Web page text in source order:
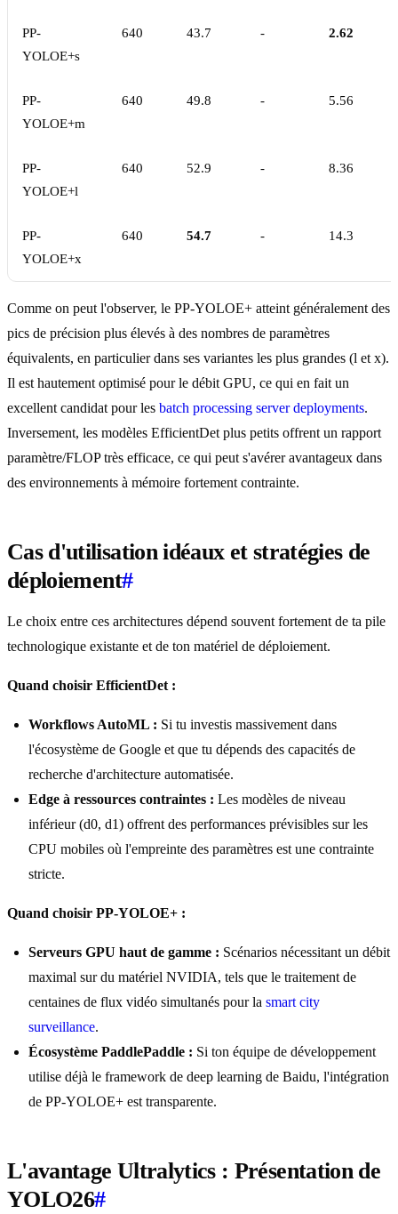
PP-
YOLOE+s
640 43.7 - 2.62
PP-
YOLOE+m
640 49.8 - 5.56
PP-
YOLOE+l
640 52.9 - 8.36
PP-
YOLOE+x
640 54.7 - 14.3
Comme on peut l'observer, le PP-YOLOE+ atteint généralement des
pics de précision plus élevés à des nombres de paramètres
équivalents, en particulier dans ses variantes les plus grandes (l et x).
Il est hautement optimisé pour le débit GPU, ce qui en fait un
excellent candidat pour les batch processing server deployments.
Inversement, les modèles EfficientDet plus petits offrent un rapport
paramètre/FLOP très efficace, ce qui peut s'avérer avantageux dans
des environnements à mémoire fortement contrainte.
Cas d'utilisation idéaux et stratégies de
déploiement#
Le choix entre ces architectures dépend souvent fortement de ta pile
technologique existante et de ton matériel de déploiement.
Quand choisir EfficientDet :
Workflows AutoML : Si tu investis massivement dans
l'écosystème de Google et que tu dépends des capacités de
recherche d'architecture automatisée.
Edge à ressources contraintes : Les modèles de niveau
inférieur (d0, d1) offrent des performances prévisibles sur les
CPU mobiles où l'empreinte des paramètres est une contrainte
stricte.
Quand choisir PP-YOLOE+ :
Serveurs GPU haut de gamme : Scénarios nécessitant un débit
maximal sur du matériel NVIDIA, tels que le traitement de
centaines de flux vidéo simultanés pour la smart city
surveillance.
Écosystème PaddlePaddle : Si ton équipe de développement
utilise déjà le framework de deep learning de Baidu, l'intégration
de PP-YOLOE+ est transparente.
L'avantage Ultralytics : Présentation de
YOLO26#